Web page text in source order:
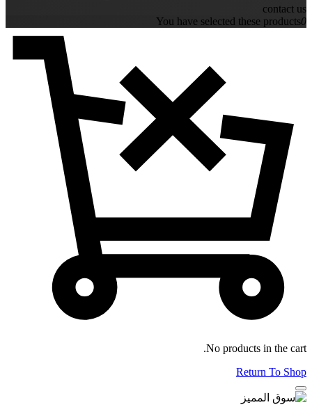
contact us
You have selected these products0
No products in the cart.
Return To Shop